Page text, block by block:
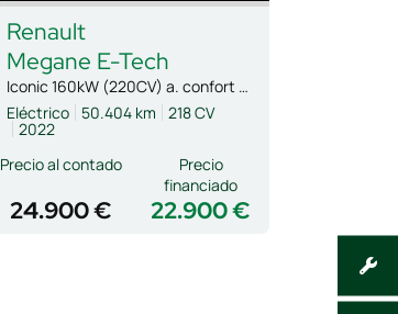
Renault
Megane E-Tech
Iconic 160kW (220CV) a. confort AC22
Eléctrico
50.404 km 218 CV
2022
Precio al contado
24.900 € 22.900 €
Precio
financiado